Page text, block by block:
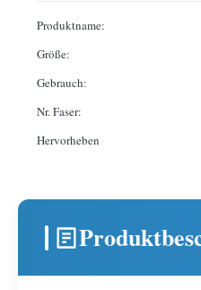
Produktname:
Größe:
Gebrauch:
Nr. Faser:
Hervorheben